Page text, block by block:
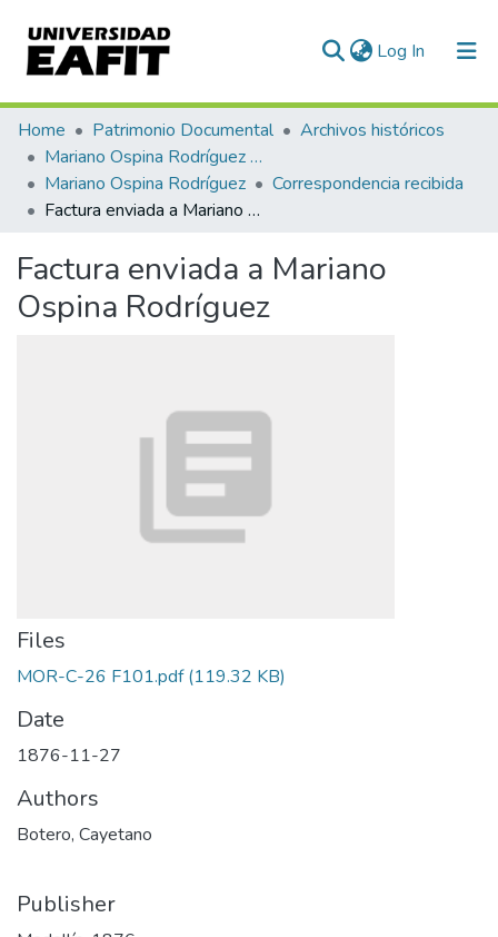
Log In (current)
Communities & Collections
All of DSpace
Statistics
Home Patrimonio Documental
Archivos históricos
Mariano Ospina Rodríguez (1826 -1912)
Mariano Ospina Rodríguez
Correspondencia recibida
Factura enviada a Mariano Ospina Rodríguez
Factura enviada a Mariano
Ospina Rodríguez
Files
MOR-C-26 F101.pdf(119.32 KB)
Date
1876-11-27
Authors
Botero, Cayetano
Publisher